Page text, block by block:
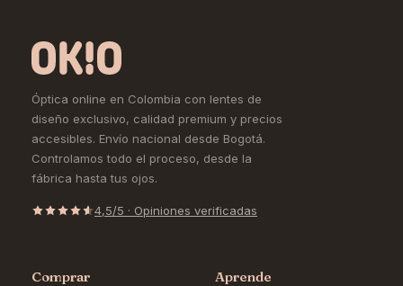
Óptica online en Colombia con lentes de
diseño exclusivo, calidad premium y precios
accesibles. Envío nacional desde Bogotá.
Controlamos todo el proceso, desde la
fábrica hasta tus ojos.
4,5/5 · Opiniones verificadas
Comprar Aprende